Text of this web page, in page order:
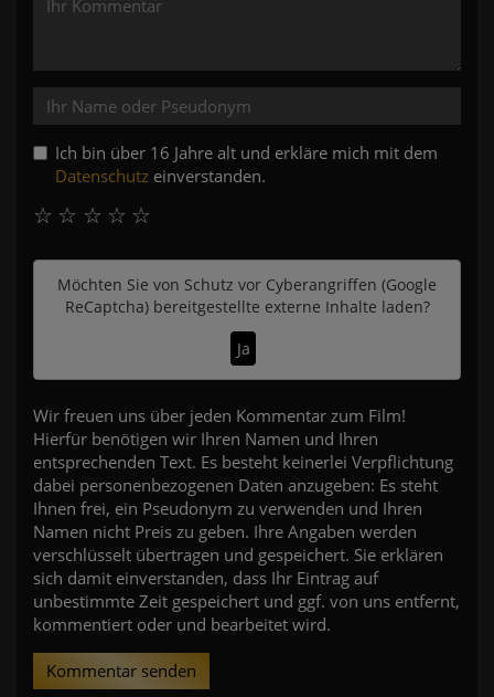
Ich bin über 16 Jahre alt und erkläre mich mit dem
Datenschutz einverstanden.
☆
☆
☆
☆
☆
Möchten Sie von Schutz vor Cyberangriffen (Google
ReCaptcha)bereitgestellte externe Inhalte laden?
Ja
Wir freuen uns über jeden Kommentar zum Film!
Hierfür benötigen wir Ihren Namen und Ihren
entsprechenden Text. Es besteht keinerlei Verpflichtung
dabei personenbezogenen Daten anzugeben: Es steht
Ihnen frei, ein Pseudonym zu verwenden und Ihren
Namen nicht Preis zu geben. Ihre Angaben werden
verschlüsselt übertragen und gespeichert. Sie erklären
sich damit einverstanden, dass Ihr Eintrag auf
unbestimmte Zeit gespeichert und ggf. von uns entfernt,
kommentiert oder und bearbeitet wird.
Kommentar senden